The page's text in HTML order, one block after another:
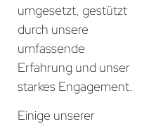
umgesetzt, gestützt
durch unsere
umfassende
Erfahrung und unser
starkes Engagement.
Einige unserer